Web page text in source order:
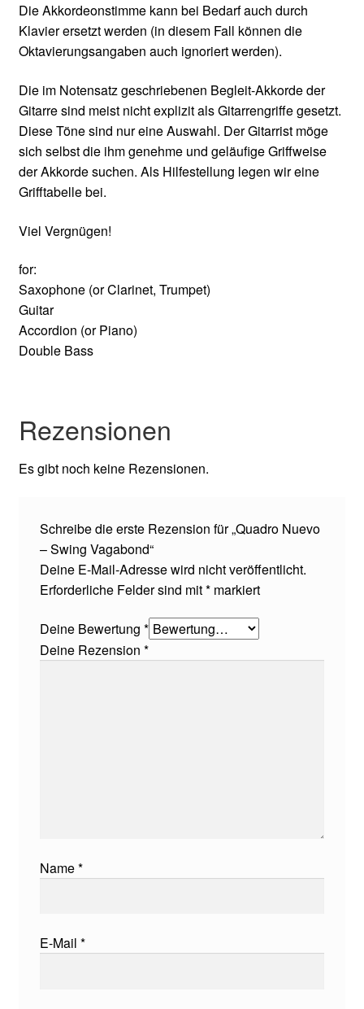
Die Akkordeonstimme kann bei Bedarf auch durch
Klavier ersetzt werden (in diesem Fall können die
Oktavierungsangaben auch ignoriert werden).
Die im Notensatz geschriebenen Begleit-Akkorde der
Gitarre sind meist nicht explizit als Gitarrengriffe gesetzt.
Diese Töne sind nur eine Auswahl. Der Gitarrist möge
sich selbst die ihm genehme und geläufige Griffweise
der Akkorde suchen. Als Hilfestellung legen wir eine
Grifftabelle bei.
Viel Vergnügen!
for:
Saxophone (or Clarinet, Trumpet)
Guitar
Accordion (or Piano)
Double Bass
Rezensionen
Es gibt noch keine Rezensionen.
Schreibe die erste Rezension für „Quadro Nuevo
– Swing Vagabond“
Deine E-Mail-Adresse wird nicht veröffentlicht.
Erforderliche Felder sind mit*markiert
Deine Bewertung *
Deine Rezension *
Name*
E-Mail *